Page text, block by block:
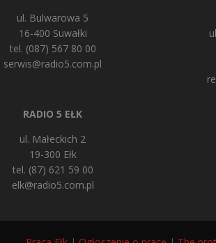
ul. Bulwarowa 5
16-400 Suwałki
tel. (087) 567 80 00
serwis@radio5.com.pl
RADIO 5 EŁK
ul. Małeckich 2
19-300 Ełk
tel. (87) 621 59 00
elk@radio5.com.pl